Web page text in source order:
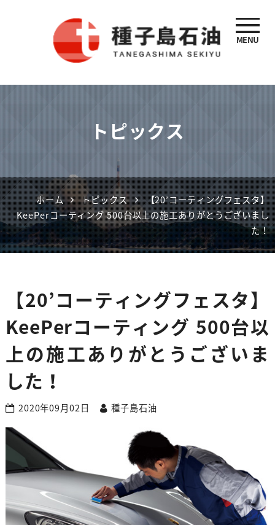
種子島石油
MENU
トピックス
ホーム トピックス
【20’コーティングフェスタ】
KeePerコーティング 500台以上の施工ありがとうございまし
た！
【20’コーティングフェスタ】
KeePerコーティング 500台以
上の施工ありがとうございま
した！
2020年09月02日 種子島石油